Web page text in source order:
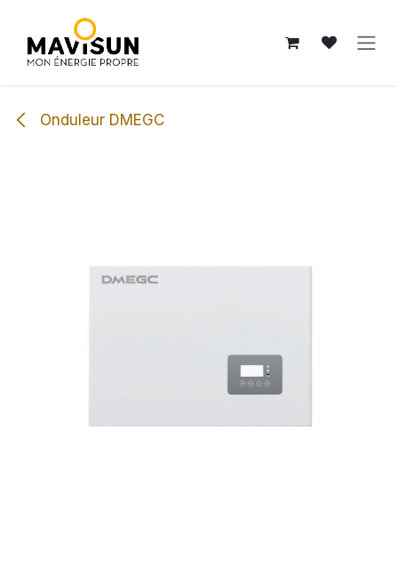
Onduleur DMEGC